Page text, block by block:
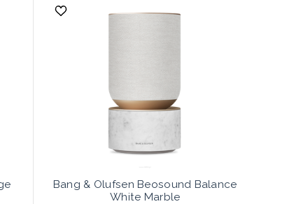
Bang & Olufsen Beosound Balance
White Marble